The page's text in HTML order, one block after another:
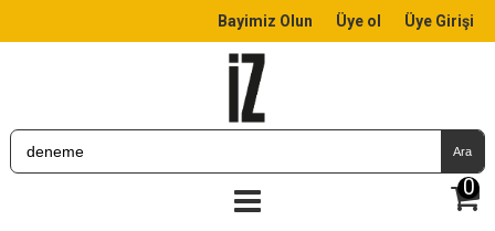
Bayimiz Olun Üye ol Üye Girişi
Ara
0